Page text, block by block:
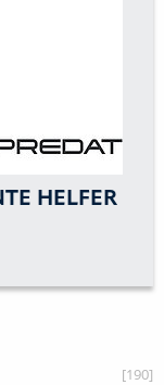
HELFER
[190]